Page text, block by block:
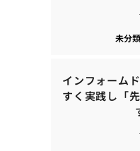
未分類
インフォーム
すく実践し「